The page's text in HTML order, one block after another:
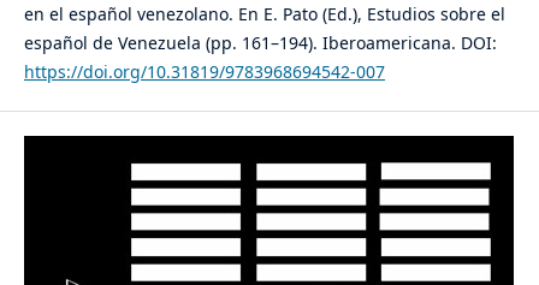
en el español venezolano. En E. Pato (Ed.), Estudios sobre el
español de Venezuela (pp. 161–194). Iberoamericana. DOI:
https://doi.org/10.31819/9783968694542-007